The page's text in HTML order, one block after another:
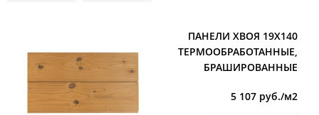
ПАНЕЛИ ХВОЯ 19Х140
ТЕРМООБРАБОТАННЫЕ,
БРАШИРОВАННЫЕ
5 107 руб./м2